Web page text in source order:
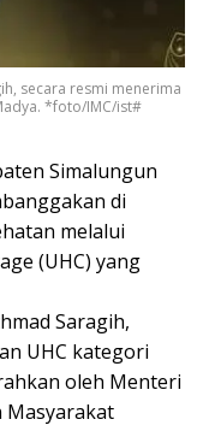
secara resmi menerima
*foto/IMC/ist#
Simalungun
di
melalui
(UHC) yang
Saragih,
UHC kategori
oleh Menteri
Masyarakat